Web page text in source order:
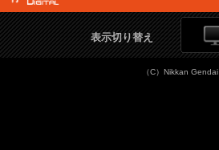
表示切り替え
（C）Nikkan Gendai